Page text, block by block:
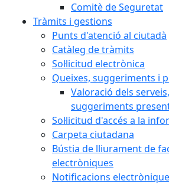
Comitè de Seguretat
Tràmits i gestions
Punts d'atenció al ciutadà
Catàleg de tràmits
Sol·licitud electrònica
Queixes, suggeriments i
Valoració dels
suggeriments
Sol·licitud d'accés a la
Carpeta ciutadana
Bústia de lliurament de
electròniques
Notificacions